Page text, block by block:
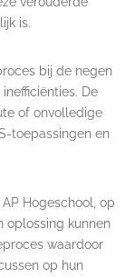
is.
bij de negen
De
of onvolledige
toepassingen en
Hogeschool, op
oplossing kunnen
waardoor
op hun